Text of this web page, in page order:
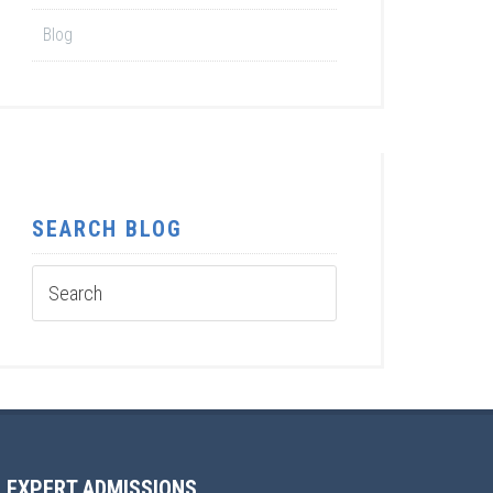
Blog
SEARCH BLOG